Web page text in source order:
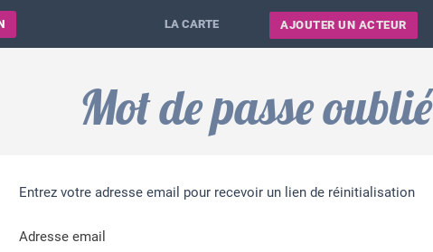
LA CARTE AJOUTER UN ACTEUR
Mot de passe oublié
Entrez votre adresse email pour recevoir un lien de réinitialisation
Adresse email